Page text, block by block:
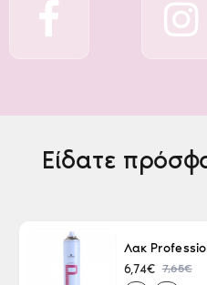
Είδατε
6,74€ 7,65€